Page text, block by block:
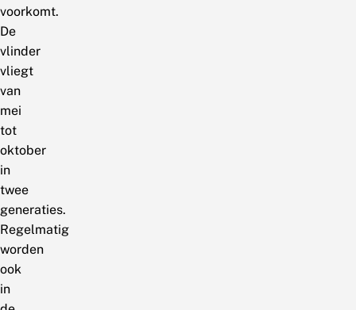
voorkomt.
De
vlinder
vliegt
van
mei
tot
oktober
in
twee
generaties.
Regelmatig
worden
ook
in